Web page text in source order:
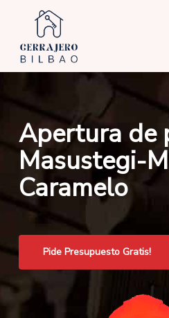
main
content
Apertura de
Masustegi-
Caramelo
Pide Presupuesto Gratis!